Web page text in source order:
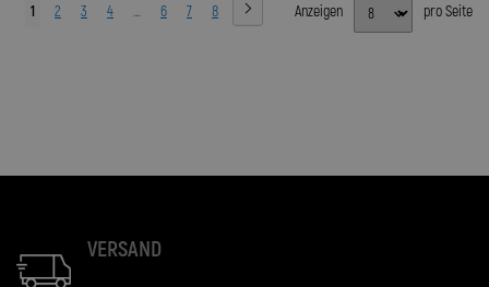
1 2 3 4 … 6 7 8 Anzeigen pro Seite
VERSAND